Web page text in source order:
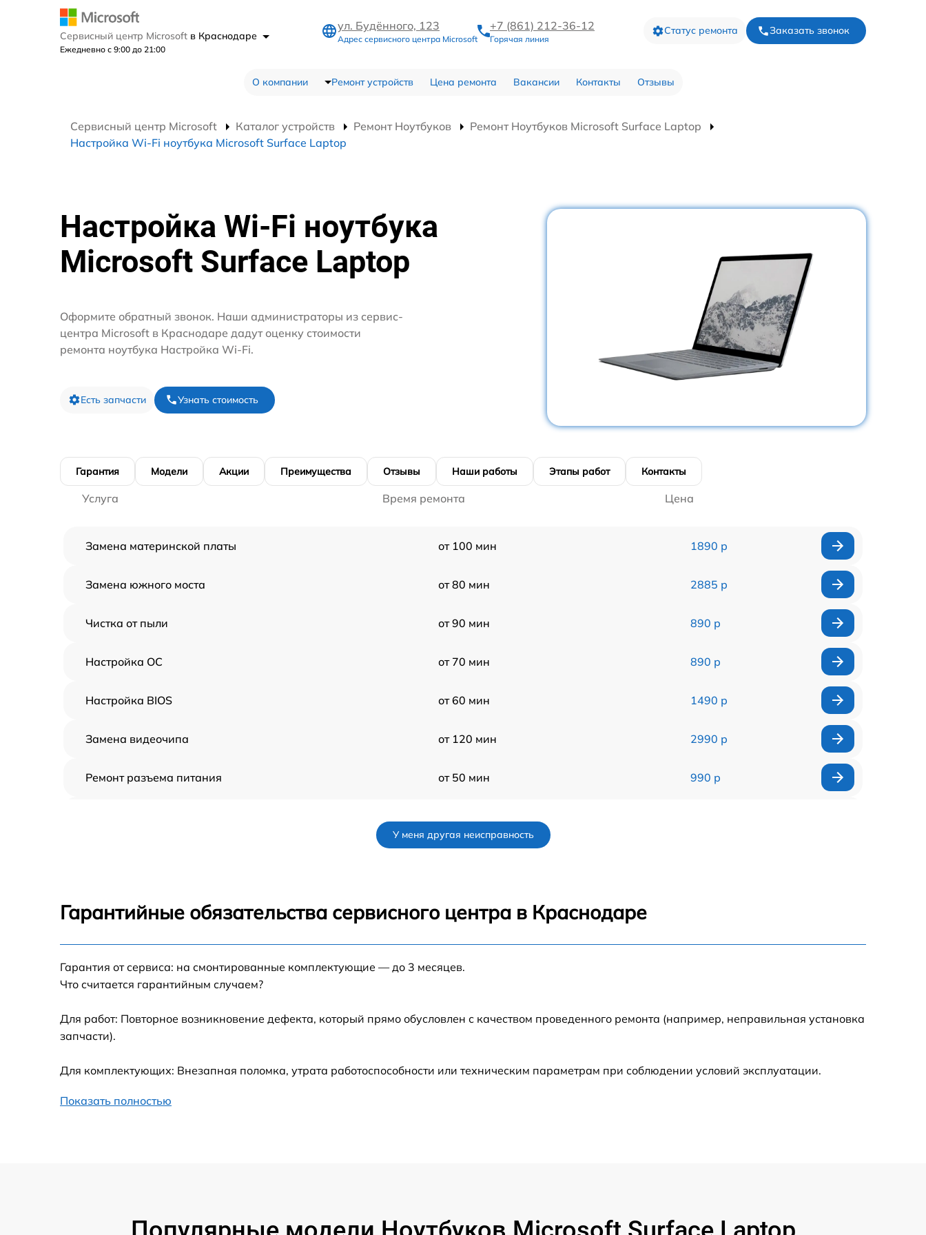
Сервисный центр Microsoft в Краснодаре
Ежедневно с 9:00 до 21:00
ул. Будённого, 123
Адрес сервисного центра Microsoft
+7 (861) 212-36-12
Горячая линия
Статус ремонта Заказать звонок
О компании Ремонт устройств Цена ремонта Вакансии Контакты Отзывы
Сервисный центр Microsoft Каталог устройств Ремонт Ноутбуков
Ремонт Ноутбуков Microsoft Surface Laptop
Настройка Wi-Fi ноутбука Microsoft Surface Laptop
Настройка Wi-Fi ноутбука
Microsoft Surface Laptop
Оформите обратный звонок. Наши администраторы из сервис-
центра Microsoft в Краснодаре дадут оценку стоимости
ремонта ноутбука Настройка Wi-Fi.
Есть запчасти Узнать стоимость
Гарантия Модели Акции Преимущества Отзывы Наши работы Этапы работ Контакты
Услуга Время ремонта Цена
Замена материнской платы от 100 мин 1890 р
Замена южного моста от 80 мин 2885 р
Чистка от пыли от 90 мин 890 р
Настройка ОС от 70 мин 890 р
Настройка BIOS от 60 мин 1490 р
Замена видеочипа от 120 мин 2990 р
Ремонт разъема питания от 50 мин 990 р
Замена шим-контроллера от 120 мин
У меня другая неисправность
Гарантийные обязательства сервисного центра в Краснодаре
Гарантия от сервиса: на смонтированные комплектующие — до 3 месяцев.
Что считается гарантийным случаем?
Для работ: Повторное возникновение дефекта, который прямо обусловлен с качеством проведенного ремонта (например, неправильная установка
запчасти).
Для комплектующих: Внезапная поломка, утрата работоспособности или техническим параметрам при соблюдении условий эксплуатации.
Показать полностью